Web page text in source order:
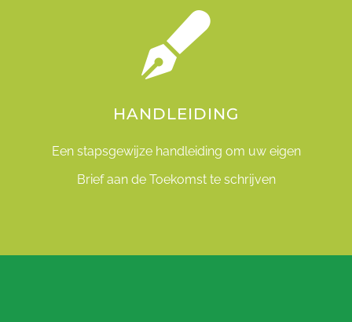
HANDLEIDING
Een stapsgewijze handleiding om uw eigen
Brief aan de Toekomst te schrijven